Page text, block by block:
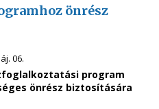
önrész
06.
program
önrész biztosítására